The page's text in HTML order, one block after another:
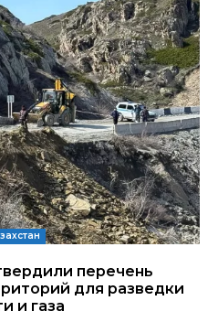
перечень
для разведки
и газа